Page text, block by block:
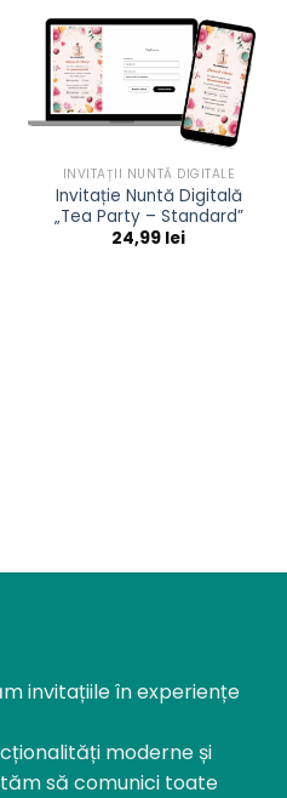
INVITAȚII NUNTĂ DIGITALE
Invitație Nuntă Digitală
„Tea Party – Standard”
24,99 lei
invitațiile în experiențe
moderne și
să comunici toate